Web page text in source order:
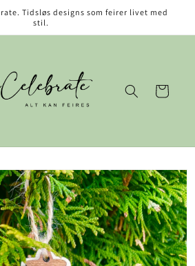
Tidsløs designs som feirer livet med
stil.
Handlekurv